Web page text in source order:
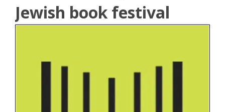
Jewish book festival